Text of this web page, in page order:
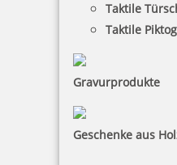
Taktile
Taktile
Gravurprodukte
Geschenke aus
KONTAKT
SCHIEDT Büro + Computer
Arne Schiedt